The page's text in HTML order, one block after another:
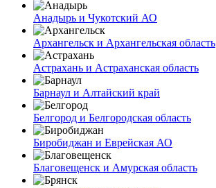
Анадырь и Чукотский АО
Архангельск и Архангельская область
Астрахань и Астраханская область
Барнаул и Алтайский край
Белгород и Белгородская область
Биробиджан и Еврейская АО
Благовещенск и Амурская область